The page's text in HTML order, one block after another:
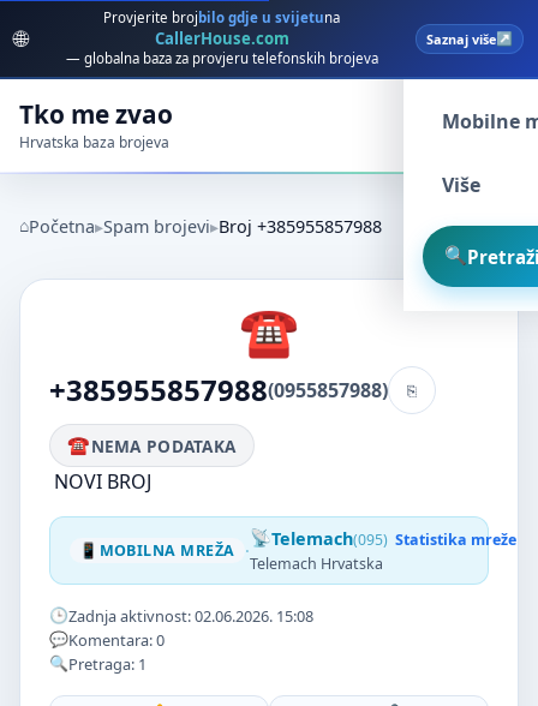
🌐
Provjerite broj bilo gdje u svijetuna
CallerHouse.com
— globalna baza za provjeru telefonskih brojeva
Saznaj više
Tko me zvao
Hrvatska baza brojeva
Spam
Mobilne
Više
Početna Spam brojevi Broj +385955857988
+385955857988(0955857988)
NEMA PODATAKA
NOVI BROJ
MOBILNA MREŽA · Telemach(095) Statistika mreže
Telemach Hrvatska
Zadnja aktivnost: 02.06.2026. 15:08
Komentara: 0
Pretraga: 1